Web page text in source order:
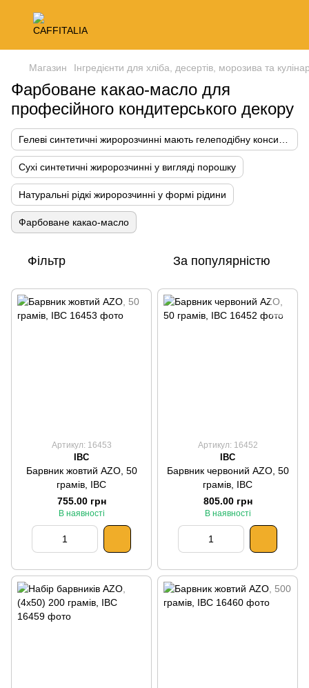
Магазин Інгредієнти для хліба, десертів, морозива та
Фарбоване какао-масло для
професійного кондитерського декору
Сухі синтетичні жиророзчинні у вигляді порошку
Натуральні рідкі жиророзчинні у формі рідини
Фарбоване какао-масло
Фільтр За популярністю
Артикул: 16453
IBC
Барвник жовтий AZO, 50
грамів, IBC
755.00 грн
В наявності
Артикул: 16452
IBC
Барвник червоний AZO, 50
грамів, IBC
805.00 грн
В наявності